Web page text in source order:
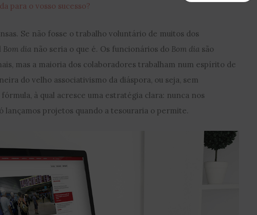
para o vosso sucesso?
Se não fosse o trabalho voluntário de muitos dos
Bom dia não seria o que é. Os funcionários do Bom dia são
mas a maioria dos colaboradores trabalham num espírito de
do velho associativismo da diáspora, ou seja, sem
à qual acresce uma estratégia clara: nunca nos
lançamos projetos quando a tesouraria o permite.